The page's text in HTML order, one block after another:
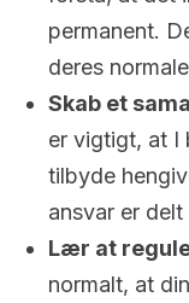
permanent.
deres
Skab et
er vigtigt, at I
tilbyde
ansvar er
Lær at
normalt, at